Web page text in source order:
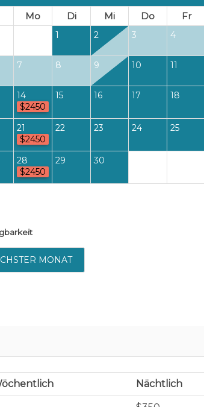
Mo Di Mi Do Fr
1 2 3 4
7 8 9 10 11
14
$2450
15 16 17 18
21
$2450
22 23 24 25
28
$2450
29 30
MONAT
Nächtlich